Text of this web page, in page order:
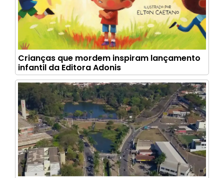
Crianças que mordem inspiram lançamento
infantil da Editora Adonis